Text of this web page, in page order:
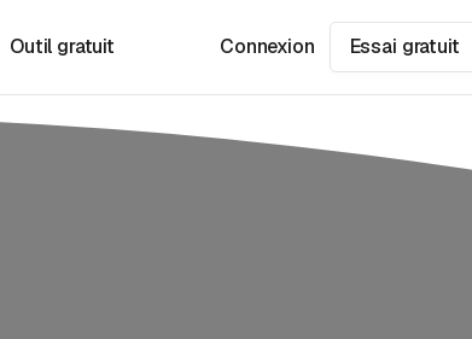
Outil gratuit Connexion Essai gratuit